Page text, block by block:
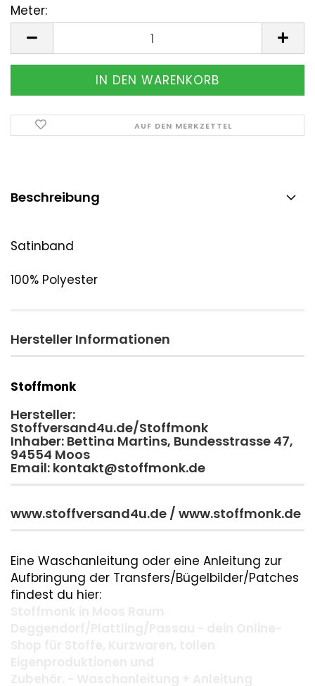
Meter:
AUF DEN MERKZETTEL
Beschreibung
Satinband
100% Polyester
Hersteller Informationen
Stoffmonk
Hersteller:
Stoffversand4u.de/Stoffmonk
Inhaber: Bettina Martins, Bundesstrasse 47,
94554 Moos
Email: kontakt@stoffmonk.de
www.stoffversand4u.de / www.stoffmonk.de
Eine Waschanleitung oder eine Anleitung zur
Aufbringung der Transfers/Bügelbilder/Patches
findest du hier: